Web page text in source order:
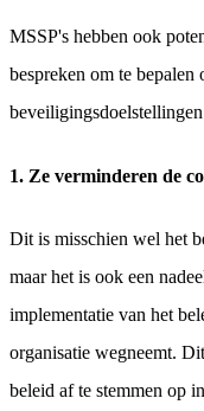
MSSP's hebben ook
bespreken om te
1. Ze verminderen de
Dit is misschien wel het
maar het is ook een
implementatie van het
organisatie wegneemt.
beleid af te stemmen op